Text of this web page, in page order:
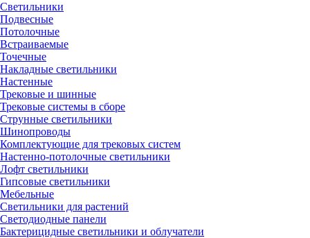
Светильники
Подвесные
Потолочные
Встраиваемые
Точечные
Накладные светильники
Настенные
Трековые и шинные
Трековые системы в сборе
Струнные светильники
Шинопроводы
Комплектующие для трековых систем
Настенно-потолочные светильники
Лофт светильники
Гипсовые светильники
Мебельные
Светильники для растений
Светодиодные панели
Бактерицидные светильники и облучатели